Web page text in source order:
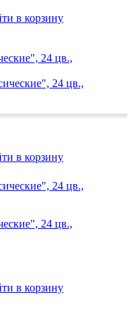
в корзину
24 цв.,
в корзину
24 цв.,
в корзину